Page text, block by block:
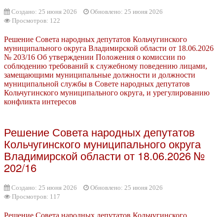
Создано: 25 июня 2026
Обновлено: 25 июня 2026
Просмотров: 122
Решение Совета народных депутатов Кольчугинского
муниципального округа Владимирской области от 18.06.2026
№ 203/16 Об утверждении Положения о комиссии по
соблюдению требований к служебному поведению лицами,
замещающими муниципальные должности и должности
муниципальной службы в Совете народных депутатов
Кольчугинского муниципального округа, и урегулированию
конфликта интересов
Решение Совета народных депутатов
Кольчугинского муниципального округа
Владимирской области от 18.06.2026 №
202/16
Создано: 25 июня 2026
Обновлено: 25 июня 2026
Просмотров: 117